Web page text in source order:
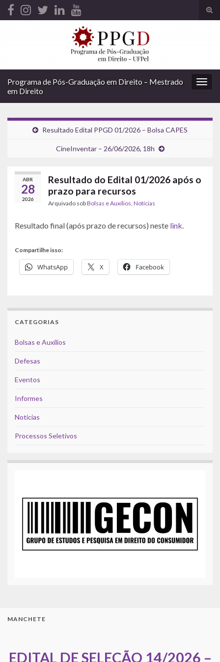
Search for:
Programa de Pós-Graduação em Direito – Mestrado
em Direito
Resultado Edital PPGD 01/2026 – Bolsa CAPES
CineInventar – 26/06/2026, 18h
ABR
28
2026
Resultado do Edital 01/2026 após o
prazo para recursos
Arquivado sobBolsas e Auxílios, Notícias
Resultado final (após prazo de recursos) neste link.
Compartilhe isso:
WhatsApp X Facebook
CATEGORIAS
Bolsas e Auxílios
Defesas
Eventos
Informes
Notícias
Processos Seletivos
MANCHETE
EDITAL DE SELEÇÃO 14/2026 –